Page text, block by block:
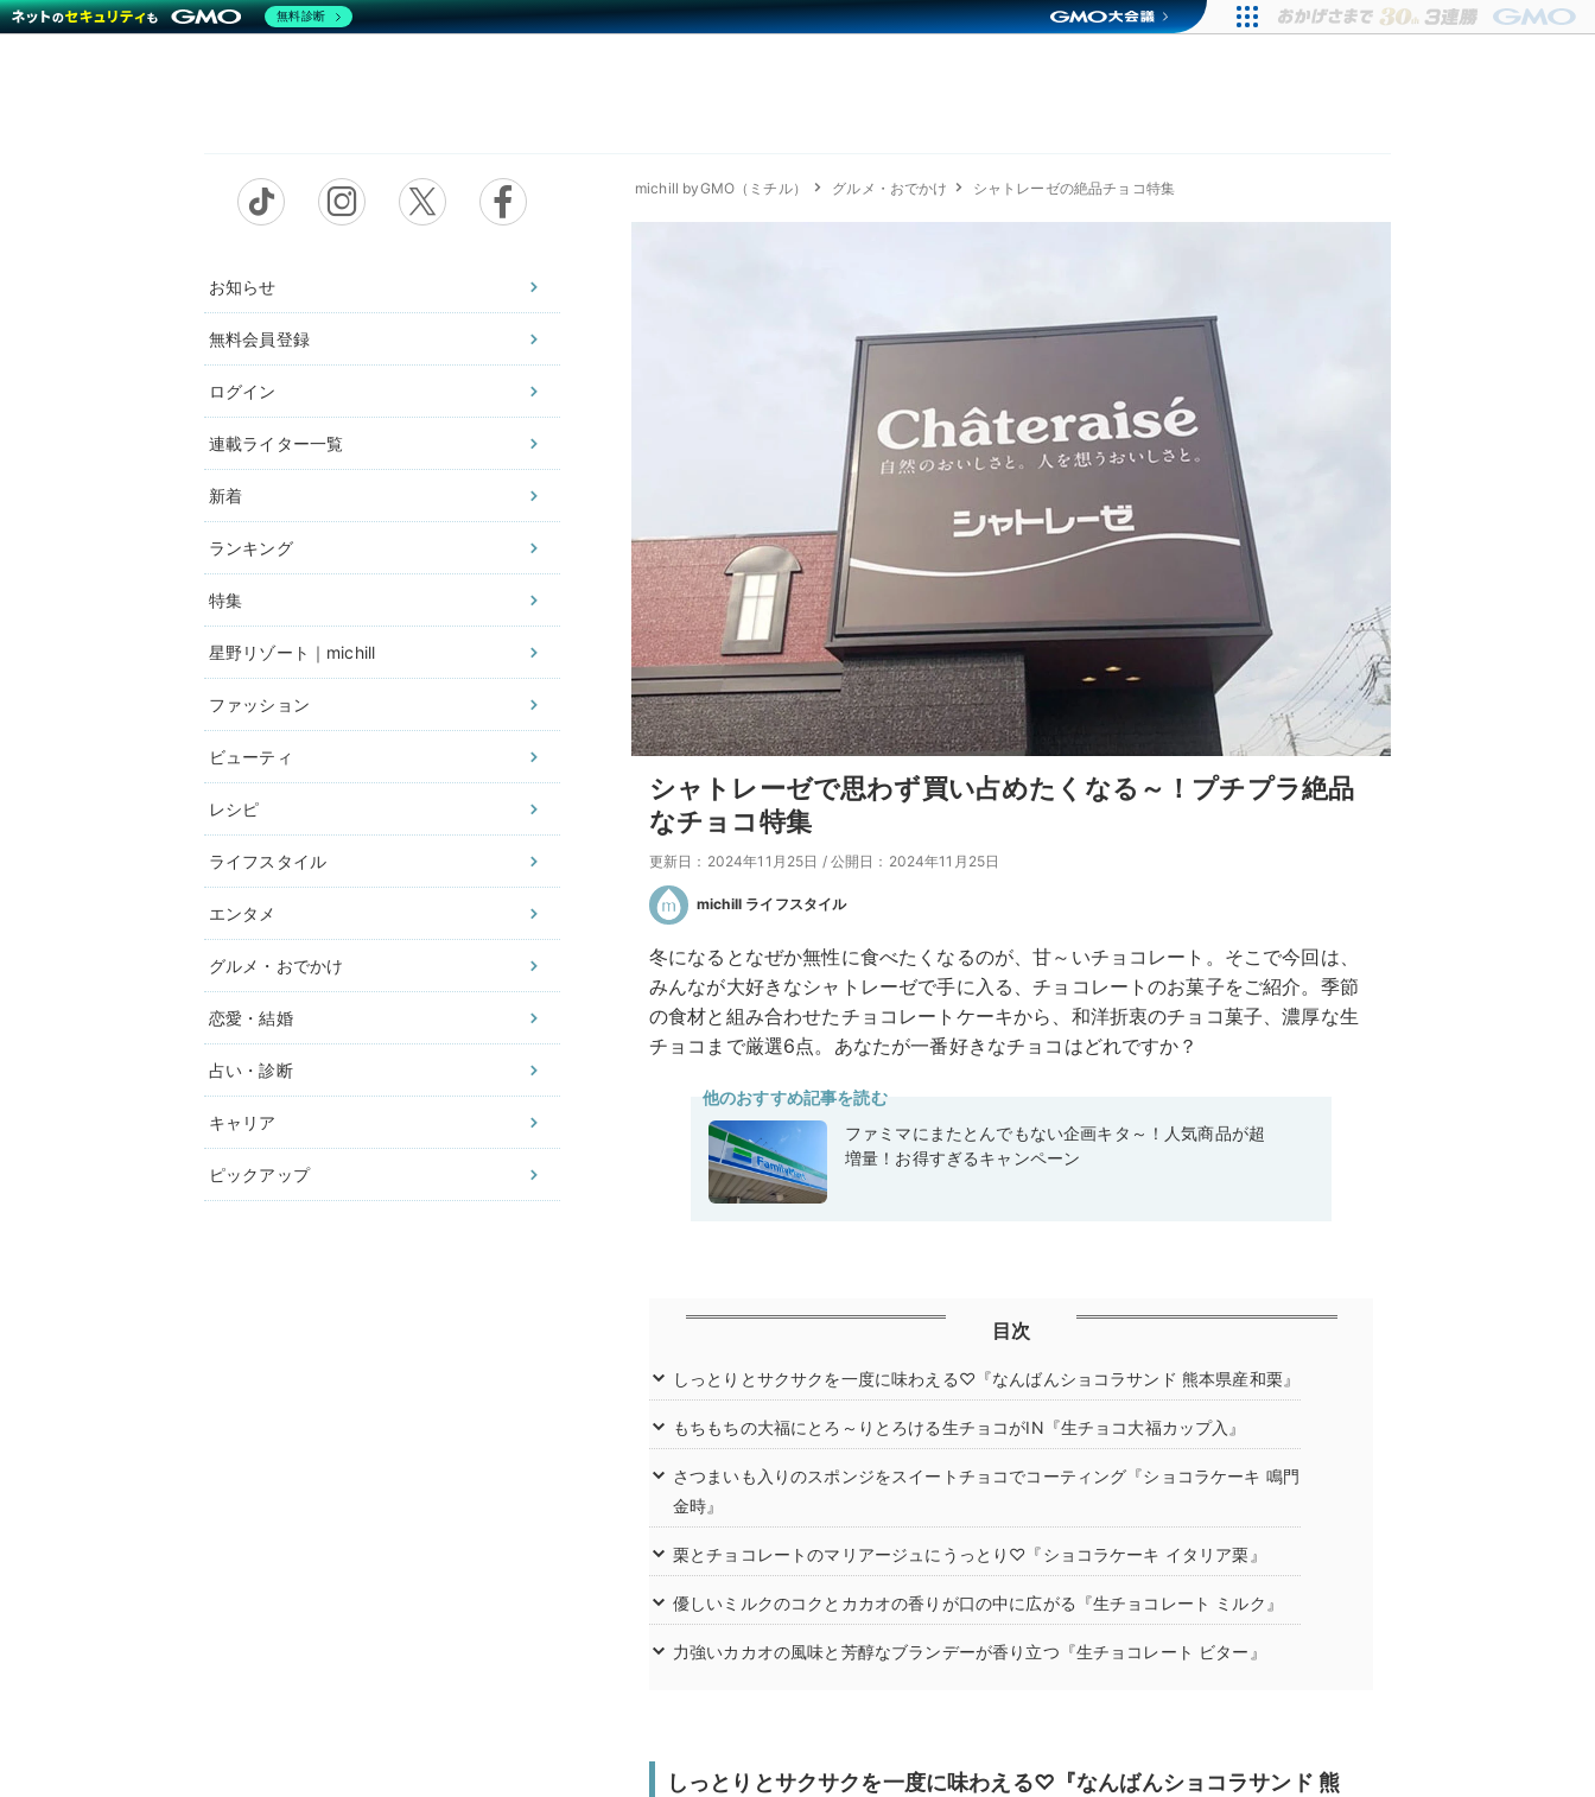
お知らせ
無料会員登録
ログイン
連載ライター一覧
新着
ランキング
特集
星野リゾート｜michill
ファッション
ビューティ
レシピ
ライフスタイル
エンタメ
グルメ・おでかけ
恋愛・結婚
占い・診断
キャリア
ピックアップ
michill byGMO（ミチル） グルメ・おでかけ シャトレーゼの絶品チョコ特集
シャトレーゼで思わず買い占めたくなる～！プチプラ絶品
なチョコ特集
更新日：2024年11月25日 / 公開日：2024年11月25日
michill ライフスタイル
冬になるとなぜか無性に食べたくなるのが、甘～いチョコレート。そこで今回は、
みんなが大好きなシャトレーゼで手に入る、チョコレートのお菓子をご紹介。季節
の食材と組み合わせたチョコレートケーキから、和洋折衷のチョコ菓子、濃厚な生
チョコまで厳選6点。あなたが一番好きなチョコはどれですか？
他のおすすめ記事を読む
ファミマにまたとんでもない企画キタ～！人気商品が超
増量！お得すぎるキャンペーン
目次
しっとりとサクサクを一度に味わえる♡『なんばんショコラサンド 熊本県産和栗』
もちもちの大福にとろ～りとろける生チョコがIN『生チョコ大福カップ入』
さつまいも入りのスポンジをスイートチョコでコーティング『ショコラケーキ 鳴門
金時』
栗とチョコレートのマリアージュにうっとり♡『ショコラケーキ イタリア栗』
優しいミルクのコクとカカオの香りが口の中に広がる『生チョコレート ミルク』
力強いカカオの風味と芳醇なブランデーが香り立つ『生チョコレート ビター』
しっとりとサクサクを一度に味わえる♡『なんばんショコラサンド 熊
無料診断